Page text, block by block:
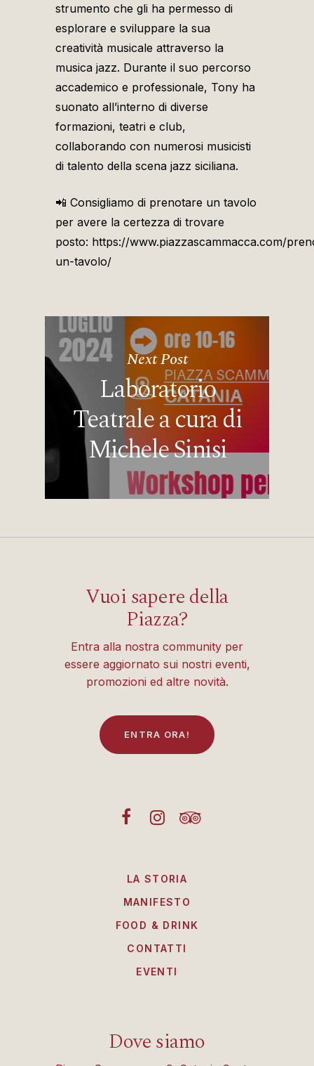
strumento che gli ha permesso di
esplorare e sviluppare la sua
creatività musicale attraverso la
musica jazz. Durante il suo percorso
accademico e professionale, Tony ha
suonato all’interno di diverse
formazioni, teatri e club,
collaborando con numerosi musicisti
di talento della scena jazz siciliana.
📲 Consigliamo di prenotare un tavolo
per avere la certezza di trovare
posto: https://www.piazzascammacca.com/
un-tavolo/
Next Post
Laboratorio
Teatrale a cura di
Michele Sinisi
Vuoi sapere della
Piazza?
Entra alla nostra community per
essere aggiornato sui nostri eventi,
promozioni ed altre novità.
EN TRA ORA!
LA STORIA
MANIFESTO
FOOD & DRINK
CONTATTI
EVENTI
Dove siamo